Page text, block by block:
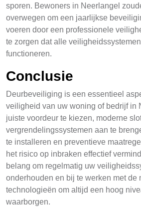
sporen. Bewoners in Neerlangel
overwegen om een jaarlijkse
voeren door een professionele
te zorgen dat alle veiligheidssystemen
functioneren.
Conclusie
Deurbeveiliging is een essentieel
veiligheid van uw woning of bedrijf in
juiste voordeur te kiezen, moderne
vergrendelingssystemen aan te
te installeren en preventieve
het risico op inbraken effectief
belang om regelmatig uw
onderhouden en bij te werken met de
technologieën om altijd een hoog
waarborgen.